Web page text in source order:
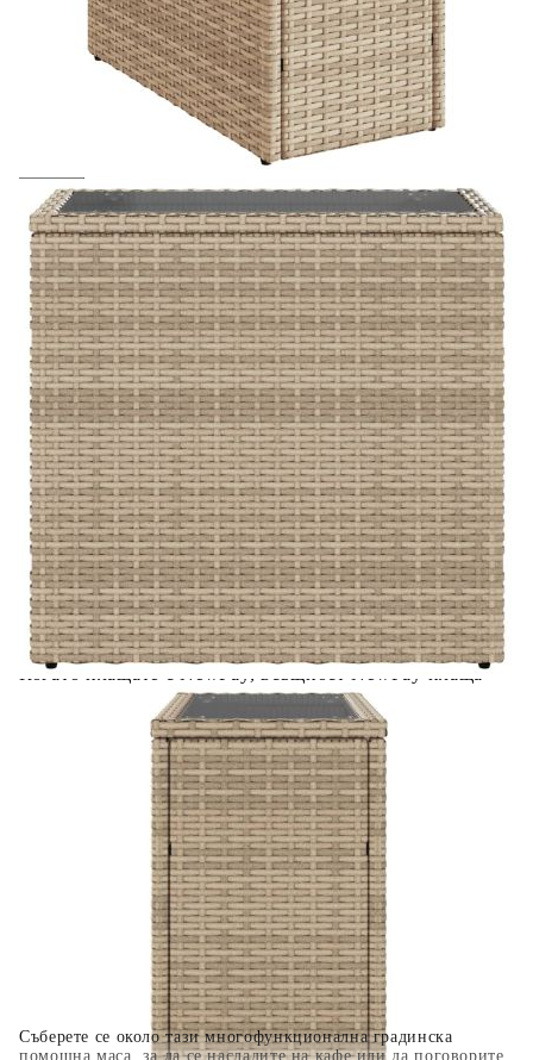
Съберете се около тази многофункционална градинска
помощна маса, за да се насладите на кафе или да поговорите
Предоставената таблица е с информационна цел.
Добавете продукта в количката си с бутона "Добави в
количката" и при поръчка ще можете да изберете броя
вноски на кредита.
Acest tabel are caracter informativ. Adăugați produsul în
coșul de cumpărături unde veți putea selecta detaliile
Предоставената таблица е с информационна цел.
Добавете продукта в количката си с бутона "Добави в
количката" и при поръчка ще можете да изберете броя
вноски на кредита.
Предоставената таблица е с информационна цел.
Добавете продукта в количката си с бутона "Добави в
количката" и при поръчка ще можете да изберете броя
вноски на кредита.
Предоставената таблица е с информационна цел.
Добавете продукта в количката си с бутона "Добави в
количката" и при поръчка ще можете да изберете броя
вноски на кредита.
Предоставената таблица е с информационна цел.
Добавете продукта в количката си с бутона "Добави в
количката" и при поръчка ще можете да изберете броя
вноски на кредита.
Когато плащате с NewPay, всъщност NewPay плаща
поръчката Ви вместо Вас. Вие я получавате и
разполагате с три начина да я платите към тях:
Отложено до 30 дни от момента на изпращане на
поръчката без оскъпяване. За покупки на стойност до
400 лв. / €204,52
Плащане на 4 вноски. Заплащате 20% от стойността на
поръчката си на момента с карта. Останалата сума се
разделя на 3 равни месечни вноски без оскъпяване. За
покупки на стойност до 1000 лв. / €511.31
Плащане на 6 вноски. Стойността на поръчката се
разпределя в 6 равни месечни вноски с оскъпяване. За
покупки на стойност до 2000 лв. / €1022.61